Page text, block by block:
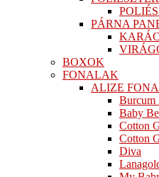
PÁRNA
BOXOK
FONALAK
ALIZE
Burcum
Baby
Cotton
Cotton
Diva